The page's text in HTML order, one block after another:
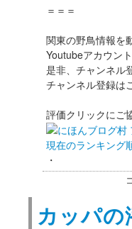
＝＝＝
関東の野鳥情報を
Youtubeアカウン
是非、チャンネル
チャンネル登録は
評価クリックにご
現在のランキング
・
カッパ